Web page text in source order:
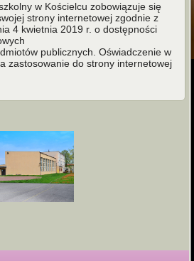
w Kościelcu zobowiązuje się
strony internetowej zgodnie z
4 kwietnia 2019 r. o dostępności
publicznych. Oświadczenie w
zastosowanie do strony internetowej